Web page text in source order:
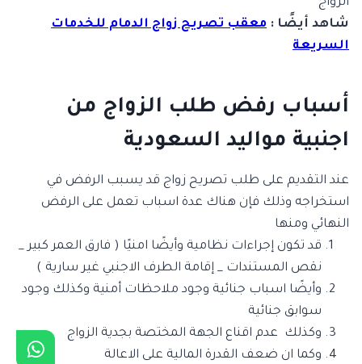
شاهد أيضًا : معقب تصريح زواج الدمام للخدمات
السريعة
أسباب رفض طلب الزواج من
اجنبية مواليد السعودية
عند التقديم على طلب تصريح زواج قد يسبب الرفض في
استخراجه وذلك فإن هناك عدة اسباب تعمل على الرفض
النهائي ومنها
قد تكون إجراءات نظامية وأيضًا امنيًا ( فارق العمر كبير _
نقص المستندات _ إقامة الطرف الاجنبي غير سارية )
وأيضًا اسباب جنائية وجود ملاحظات أمنية وكذلك وجود
سوابق جنائية
وكذلك عدم اقناع الجهة المختصة بجدية الزواج
وكما ان ضعف القدرة المالية على الاعالة